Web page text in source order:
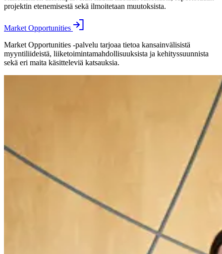
projektin etenemisestä sekä ilmoitetaan muutoksista.
Market Opportunities
Market Opportunities -palvelu tarjoaa tietoa kansainvälisistä
myyntiliideistä, liiketoimintamahdollisuuksista ja kehityssuunnista
sekä eri maita käsitteleviä katsauksia.